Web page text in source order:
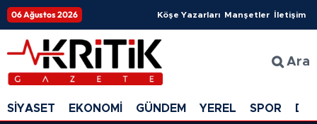
06 Ağustos 2026 Köşe Yazarları Manşetler İletişim
Ara
SİYASET EKONOMİ GÜNDEM YEREL SPOR